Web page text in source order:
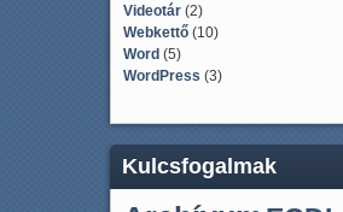
Videotár(2)
Webkettő(10)
Word (5)
WordPress (3)
Kulcsfogalmak